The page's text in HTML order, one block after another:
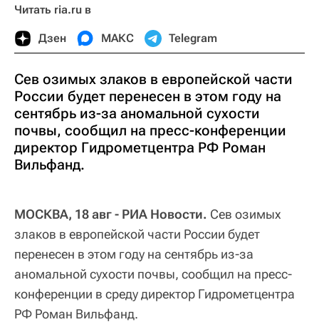
Читать ria.ru в
Дзен МАКС Telegram
Сев озимых злаков в европейской части
России будет перенесен в этом году на
сентябрь из-за аномальной сухости
почвы, сообщил на пресс-конференции
директор Гидрометцентра РФ Роман
Вильфанд.
МОСКВА, 18 авг - РИА Новости. Сев озимых
злаков в европейской части России будет
перенесен в этом году на сентябрь из-за
аномальной сухости почвы, сообщил на пресс-
конференции в среду директор Гидрометцентра
РФ Роман Вильфанд.